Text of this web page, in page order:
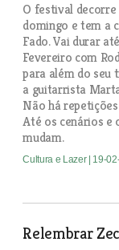
O festival
domingo e tem a
Fado. Vai durar
Fevereiro com
para além do seu
a guitarrista
Não há
Até os cenários e
mudam.
Cultura e Lazer | 19-
Relembrar